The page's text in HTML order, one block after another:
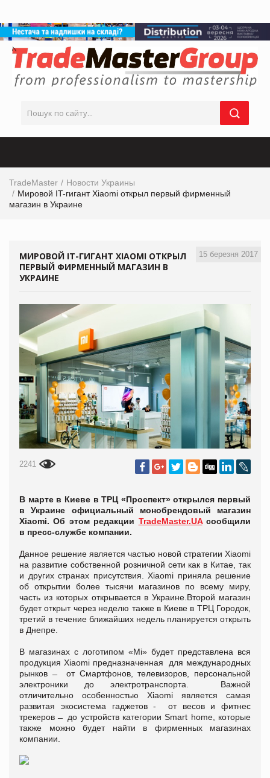
TradeMaster
Новости Украины
Мировой IT-гигант Xiaomi открыл первый фирменный
магазин в Украине
15 березня 2017
МИРОВОЙ IT-ГИГАНТ XIAOMI ОТКРЫЛ
ПЕРВЫЙ ФИРМЕННЫЙ МАГАЗИН В
УКРАИНЕ
2241
В марте в Киеве в ТРЦ «Проспект» открылся первый
в Украине официальный монобрендовый магазин
Xiaomi. Об этом редакции TradeMaster.UAсообщили
в пресс-службе компании.
Данное решение является частью новой стратегии Xiaomi
на развитие собственной розничной сети как в Китае, так
и других странах присутствия. Xiaomi приняла решение
об открытии более тысячи магазинов по всему миру,
часть из которых открывается в Украине.Второй магазин
будет открыт через неделю также в Киеве в ТРЦ Городок,
третий в течение ближайших недель планируется открыть
в Днепре.
В магазинах с логотипом «Mi» будет представлена вся
продукция Xiaomi предназначенная для международных
рынков ̶ от Смартфонов, телевизоров, персональной
электроники до электротранспорта. Важной
отличительно особенностью Xiaomi является самая
развитая экосистема гаджетов - от весов и фитнес
трекеров ̶ до устройств категории Smart home, которые
также можно будет найти в фирменных магазинах
компании.